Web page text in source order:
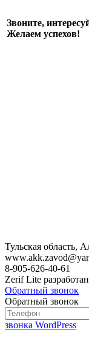
Звоните,
Желаем успехов!
Тульская область,
8-905-626-40-61
Zerif Lite
Обратный звонок
Обратный звонок
звонка WordPress